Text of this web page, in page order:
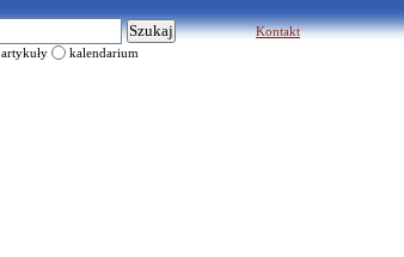
artykuły kalendarium
Kontakt